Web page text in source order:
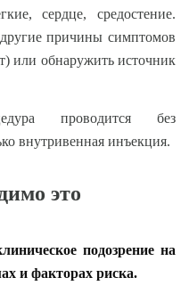
сердце, средостение.
причины симптомов
или обнаружить источник
проводится без
внутривенная инъекция.
это
подозрение на
и факторах риска.